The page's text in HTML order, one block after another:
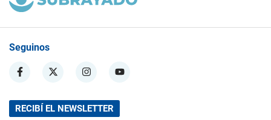
Seguinos
RECIBÍ EL NEWSLETTER